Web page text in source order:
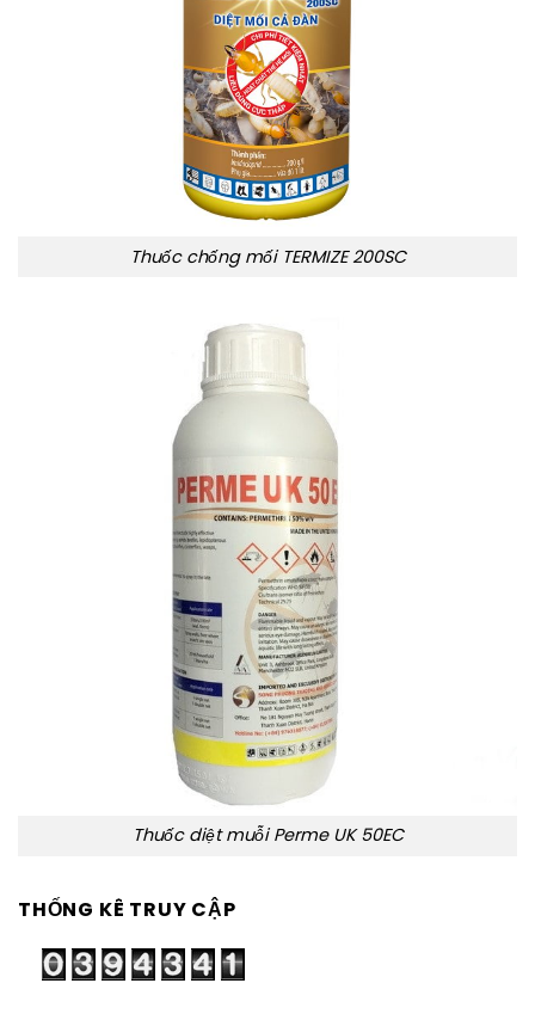
Thuốc chống mối TERMIZE 200SC
Thuốc diệt muỗi Perme UK 50EC
THỐNG KÊ TRUY CẬP